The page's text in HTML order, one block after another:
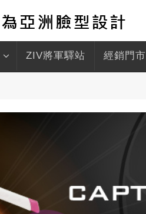
ZIV將軍驛站 經銷門市